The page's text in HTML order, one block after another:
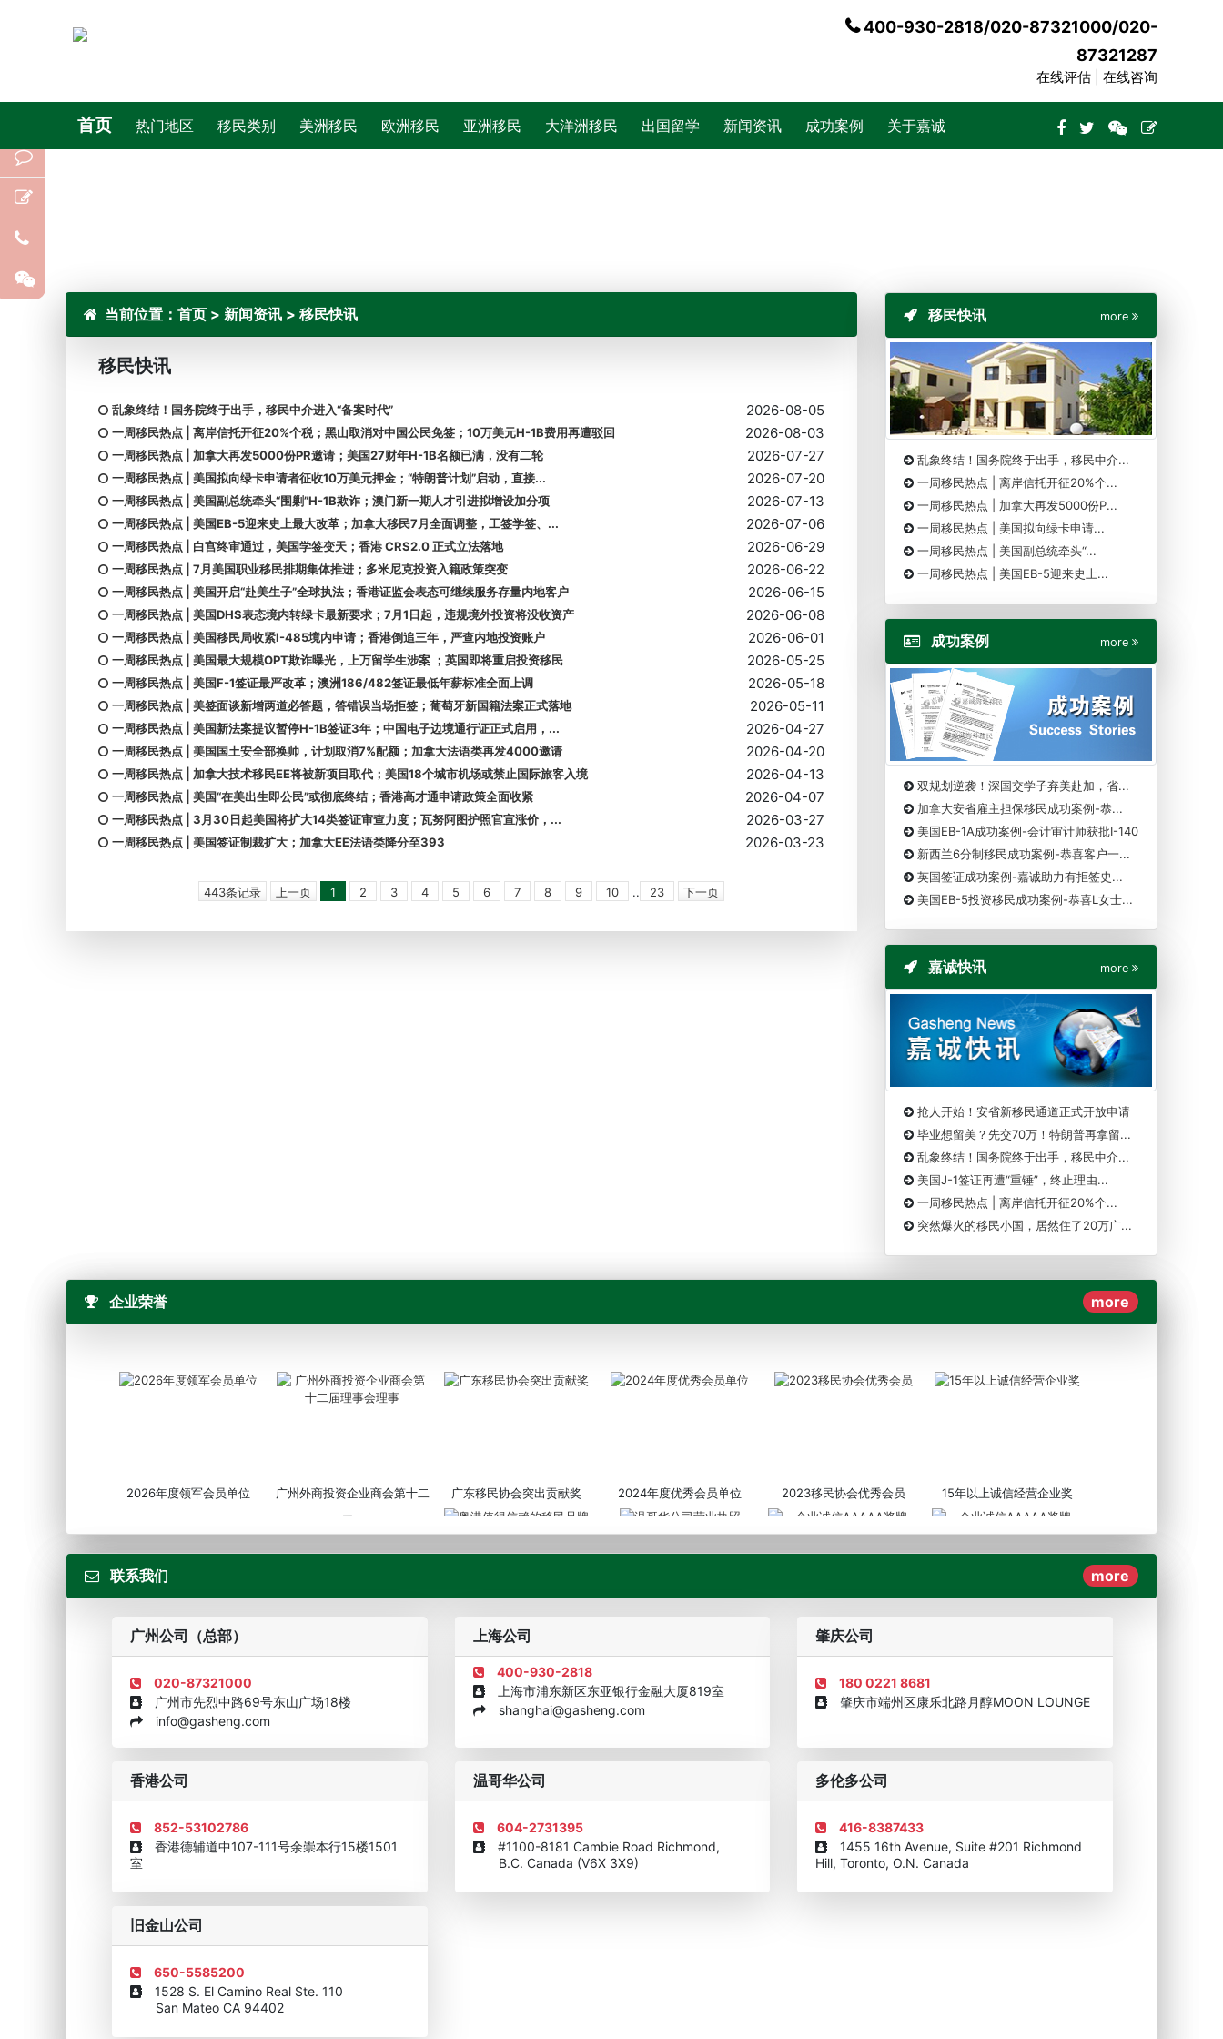
400-930-2818/020-87321000/020-
87321287
在线评估 | 在线咨询
首页 热门地区 移民类别 美洲移民 欧洲移民 亚洲移民 大洋洲移民 出国留学 新闻资讯 成功案例 关于嘉诚
当前位置： 首页 > 新闻资讯 > 移民快讯
移民快讯
乱象终结！国务院终于出手，移民中介进入“备案时代” 2026-08-05
一周移民热点 | 离岸信托开征20%个税；黑山取消对中国公民免签；10万美元H-1B费用再遭驳回 2026-08-03
一周移民热点 | 加拿大再发5000份PR邀请；美国27财年H-1B名额已满，没有二轮 2026-07-27
一周移民热点 | 美国拟向绿卡申请者征收10万美元押金；“特朗普计划”启动，直接... 2026-07-20
一周移民热点 | 美国副总统牵头“围剿”H-1B欺诈；澳门新一期人才引进拟增设加分项 2026-07-13
一周移民热点 | 美国EB-5迎来史上最大改革；加拿大移民7月全面调整，工签学签、... 2026-07-06
一周移民热点 | 白宫终审通过，美国学签变天；香港 CRS2.0 正式立法落地 2026-06-29
一周移民热点 | 7月美国职业移民排期集体推进；多米尼克投资入籍政策突变 2026-06-22
一周移民热点 | 美国开启“赴美生子”全球执法；香港证监会表态可继续服务存量内地客户 2026-06-15
一周移民热点 | 美国DHS表态境内转绿卡最新要求；7月1日起，违规境外投资将没收资产 2026-06-08
一周移民热点 | 美国移民局收紧I-485境内申请；香港倒追三年，严查内地投资账户 2026-06-01
一周移民热点 | 美国最大规模OPT欺诈曝光，上万留学生涉案 ；英国即将重启投资移民 2026-05-25
一周移民热点 | 美国F-1签证最严改革；澳洲186/482签证最低年薪标准全面上调 2026-05-18
一周移民热点 | 美签面谈新增两道必答题，答错误当场拒签；葡萄牙新国籍法案正式落地 2026-05-11
一周移民热点 | 美国新法案提议暂停H-1B签证3年；中国电子边境通行证正式启用，... 2026-04-27
一周移民热点 | 美国国土安全部换帅，计划取消7%配额；加拿大法语类再发4000邀请 2026-04-20
一周移民热点 | 加拿大技术移民EE将被新项目取代；美国18个城市机场或禁止国际旅客入境 2026-04-13
一周移民热点 | 美国“在美出生即公民”或彻底终结；香港高才通申请政策全面收紧 2026-04-07
一周移民热点 | 3月30日起美国将扩大14类签证审查力度；瓦努阿图护照官宣涨价，... 2026-03-27
一周移民热点 | 美国签证制裁扩大；加拿大EE法语类降分至393 2026-03-23
443条记录 上一页 1 2 3 4 5 6 7 8 9 10 .. 23 下一页
移民快讯 more
乱象终结！国务院终于出手，移民中介...
一周移民热点 | 离岸信托开征20%个...
一周移民热点 | 加拿大再发5000份P...
一周移民热点 | 美国拟向绿卡申请...
一周移民热点 | 美国副总统牵头“...
一周移民热点 | 美国EB-5迎来史上...
成功案例 more
双规划逆袭！深国交学子弃美赴加，省...
加拿大安省雇主担保移民成功案例-恭...
美国EB-1A成功案例-会计审计师获批I-140
新西兰6分制移民成功案例-恭喜客户一...
英国签证成功案例-嘉诚助力有拒签史...
美国EB-5投资移民成功案例-恭喜L女士...
嘉诚快讯 more
抢人开始！安省新移民通道正式开放申请
毕业想留美？先交70万！特朗普再拿留...
乱象终结！国务院终于出手，移民中介...
美国J-1签证再遭“重锤”，终止理由...
一周移民热点 | 离岸信托开征20%个...
突然爆火的移民小国，居然住了20万广...
企业荣誉 more
2026年度领军会员单位
广州外商投资企业商会第十二
届...
广东移民协会突出贡献奖 2024年度优秀会员单位 2023移民协会优秀会员 15年以上诚信经营企业奖
粤港值得信赖的移民品牌 企业诚信AAAAA奖牌2019
企业诚信AAAAA奖牌2015 欧美澳最具价值品牌移民机构 欧美澳年度表现移民团队 美国投资移民中介机构30强 加拿大移民顾问资格证书
联系我们 more
广州公司（总部）
020-87321000
广州市先烈中路69号东山广场18楼
info@gasheng.com
上海公司
400-930-2818
上海市浦东新区东亚银行金融大厦819室
shanghai@gasheng.com
肇庆公司
180 0221 8681
肇庆市端州区康乐北路月醇MOON LOUNGE
香港公司
852-53102786
香港德辅道中107-111号余崇本行15楼1501
室
温哥华公司
604-2731395
#1100-8181 Cambie Road Richmond,
B.C. Canada (V6X 3X9)
多伦多公司
416-8387433
1455 16th Avenue, Suite #201 Richmond
Hill, Toronto, O.N. Canada
旧金山公司
650-5585200
1528 S. El Camino Real Ste. 110
San Mateo CA 94402